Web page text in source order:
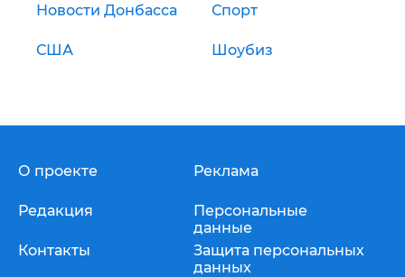
Новости Донбасса Спорт
США Шоубиз
О проекте
Редакция
Контакты
Реклама
Персональные
данные
Защита персональных
данных